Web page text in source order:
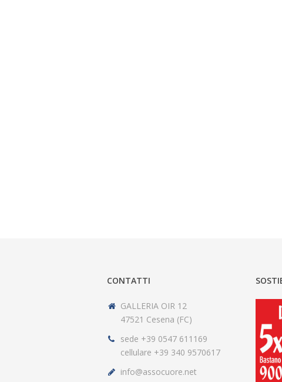
CONTATTI
GALLERIA OIR 12
47521 Cesena (FC)
sede +39 0547 611169
cellulare +39 340 9570617
info@assocuore.net